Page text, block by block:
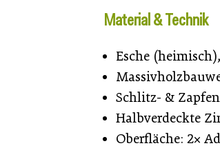
Material & Technik
Esche
Schlitz- &
Halbverdeckte
Oberfläche: 2×